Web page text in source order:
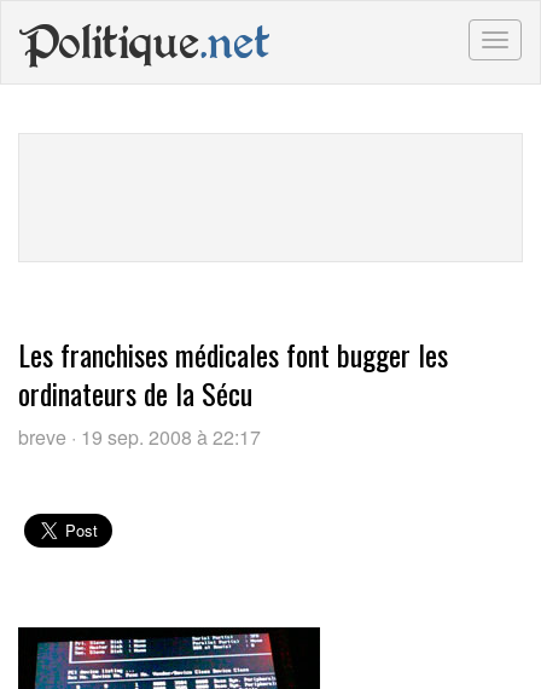
Politique.net
Les franchises médicales font bugger les
ordinateurs de la Sécu
breve · 19 sep. 2008 à 22:17